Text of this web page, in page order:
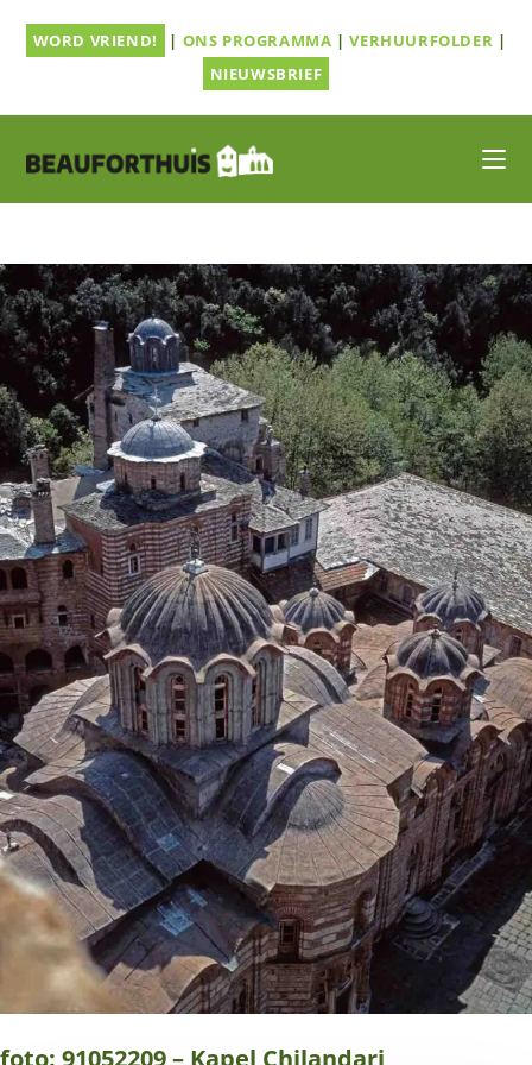
naarWORD VRIEND! | ONS PROGRAMMA |VERHUURFOLDER |
NIEUWSBRIEF
foto: 91052209 – Kapel Chilandari